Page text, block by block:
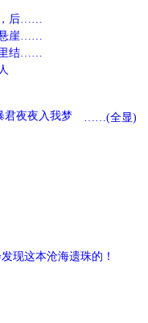
，后……
悬崖……
里结……
夜夜入我梦》 《重生后
成了前夫的继妹》 《皇
《对照组女配的奋斗日
》王爷的打脸日常《美
》
……(全显)
现这本沧海遗珠的！